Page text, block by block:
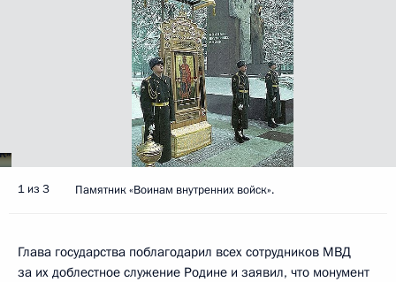
1 из 3 Памятник «Воинам внутренних войск».
Глава государства поблагодарил всех сотрудников МВД
за их доблестное служение Родине и заявил, что монумент